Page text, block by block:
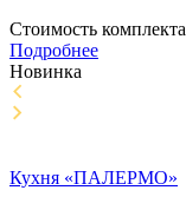
Стоимость комплекта
Подробнее
Новинка
Кухня «ПАЛЕРМО»